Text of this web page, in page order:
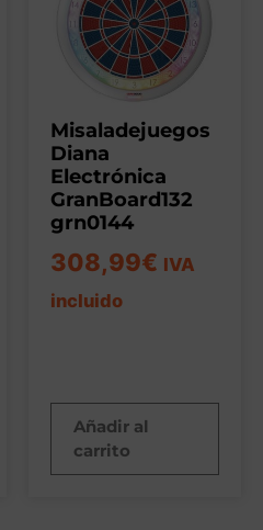
Misaladejuegos
Diana
Electrónica
GranBoard132
grn0144
308,99€ IVA
incluido
Añadir al
carrito